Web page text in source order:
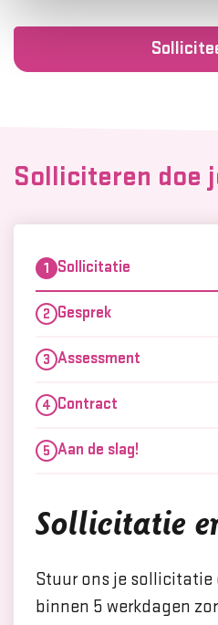
Solliciteren doe
Sollicitatie
Gesprek
Assessment
Contract
Aan de slag!
Sollicitatie
Stuur ons je sollicitatie
binnen 5 werkdagen